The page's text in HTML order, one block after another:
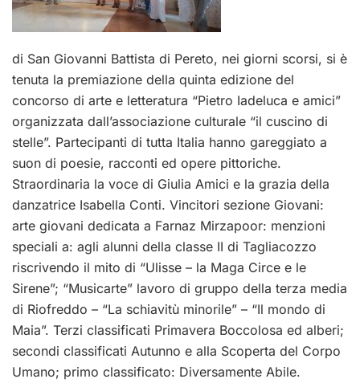
di San Giovanni Battista di Pereto, nei giorni scorsi, si è
tenuta la premiazione della quinta edizione del
concorso di arte e letteratura “Pietro Iadeluca e amici”
organizzata dall’associazione culturale “il cuscino di
stelle”. Partecipanti di tutta Italia hanno gareggiato a
suon di poesie, racconti ed opere pittoriche.
Straordinaria la voce di Giulia Amici e la grazia della
danzatrice Isabella Conti. Vincitori sezione Giovani:
arte giovani dedicata a Farnaz Mirzapoor: menzioni
speciali a: agli alunni della classe II di Tagliacozzo
riscrivendo il mito di “Ulisse – la Maga Circe e le
Sirene”; “Musicarte” lavoro di gruppo della terza media
di Riofreddo – “La schiavitù minorile” – “Il mondo di
Maia”. Terzi classificati Primavera Boccolosa ed alberi;
secondi classificati Autunno e alla Scoperta del Corpo
Umano; primo classificato: Diversamente Abile.